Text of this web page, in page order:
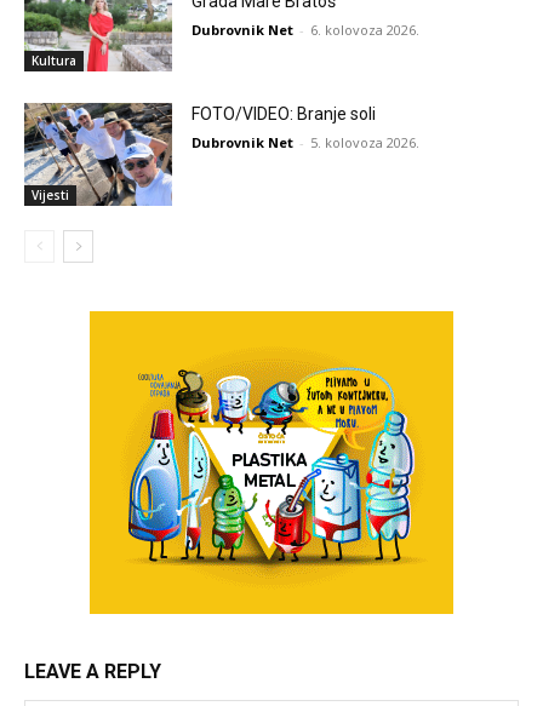
Kultura
Dubrovnik Net - 6. kolovoza 2026.
Vijesti
FOTO/VIDEO: Branje soli
Dubrovnik Net - 5. kolovoza 2026.
LEAVE A REPLY